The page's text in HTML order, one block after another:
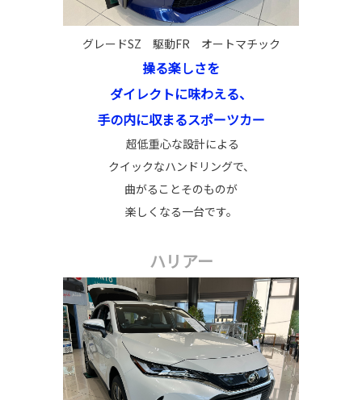
グレードSZ 駆動FR オートマチック
操る楽しさを
ダイレクトに味わえる、
手の内に収まるスポーツカー
超低重心な設計による
クイックなハンドリングで、
曲がることそのものが
楽しくなる一台です。
ハリアー